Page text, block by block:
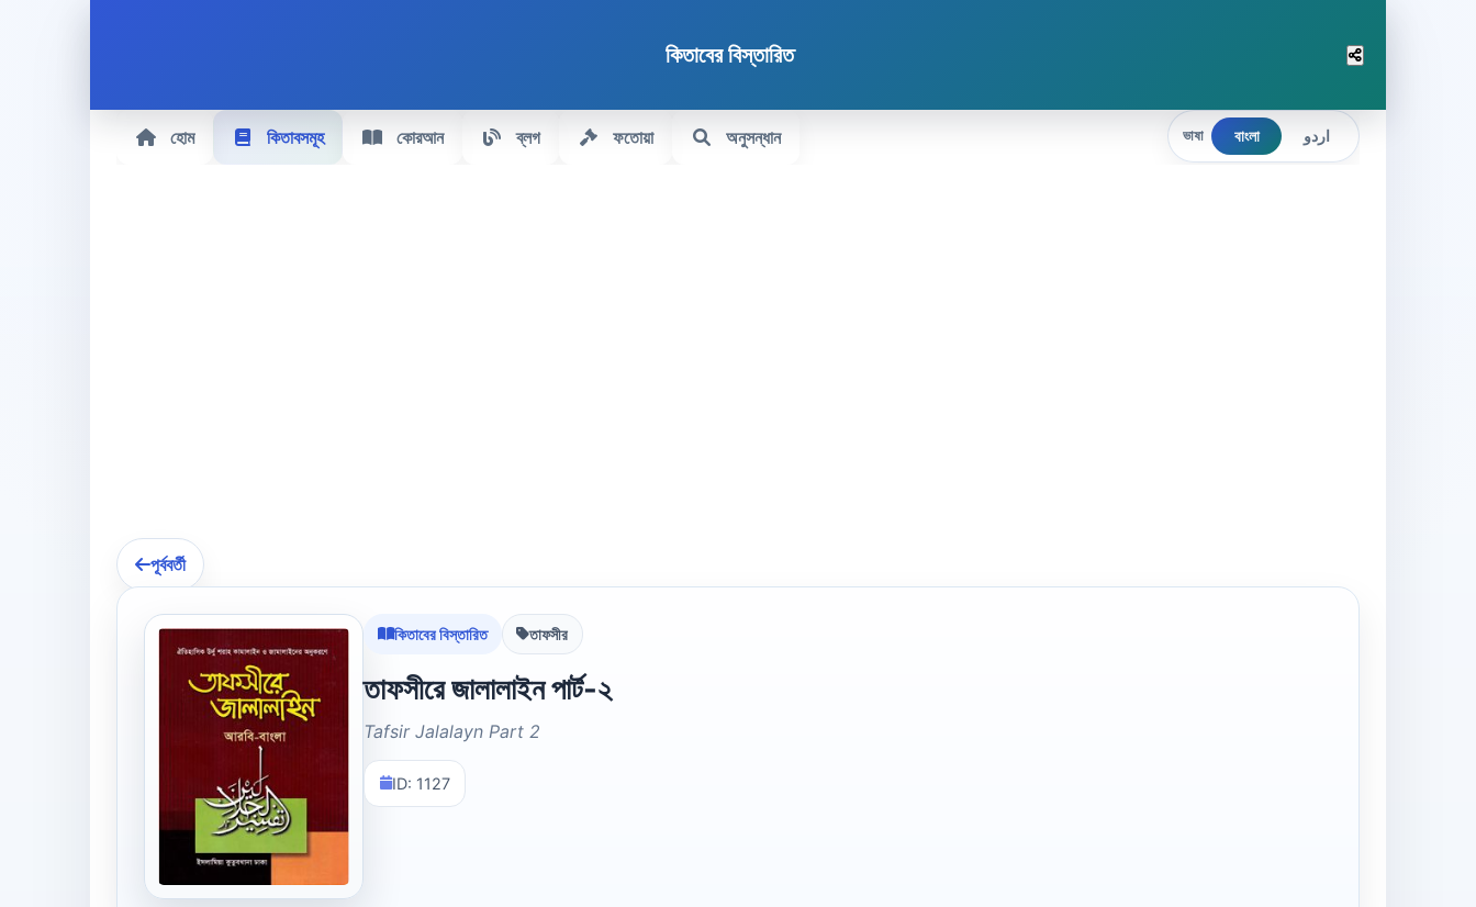
কিতাবের বিস্তারিত
হোম কিতাবসমূহ কোরআন ব্লগ ফতোয়া অনুসন্ধান ভাষা বাংলা اردو
পূর্ববর্তী
কিতাবের বিস্তারিত তাফসীর
তাফসীরে জালালাইন পার্ট-২
Tafsir Jalalayn Part 2
ID: 1127